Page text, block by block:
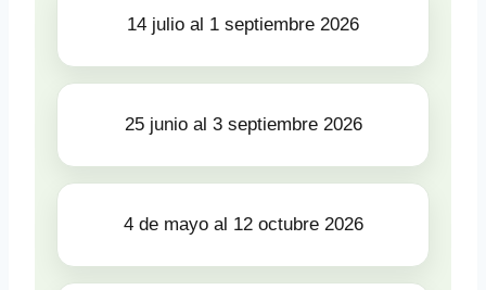
14 julio al 1 septiembre 2026
25 junio al 3 septiembre 2026
4 de mayo al 12 octubre 2026